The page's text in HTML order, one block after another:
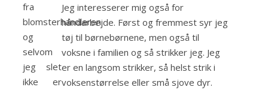
fra
blomsterhandleren
og
selvom
jeg slet
ikke er
Jeg interesserer mig også for
håndarbejde. Først og fremmest syr jeg
tøj til børnebørnene, men også til
voksne i familien og så strikker jeg. Jeg
er en langsom strikker, så helst strik i
voksenstørrelse eller små sjove dyr.